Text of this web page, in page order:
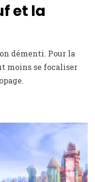
et la
démenti. Pour la
moins se focaliser